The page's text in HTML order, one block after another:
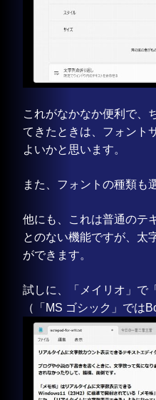
これがなかなか便利で、
てきたときは、フォント
よいかと思います。
また、フォントの種類も
他にも、これは普通のテ
とのない機能ですが、太
ができます。
試しに、「メイリオ」で
（「MS ゴシック」では